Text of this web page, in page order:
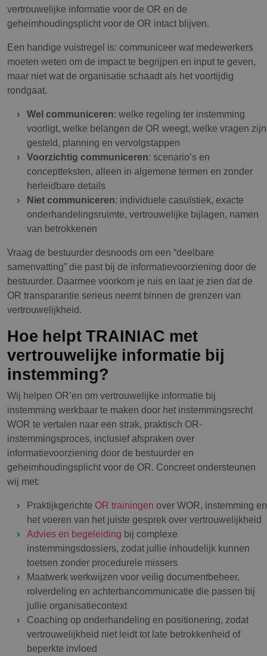
vertrouwelijke informatie voor de OR en de
geheimhoudingsplicht voor de OR intact blijven.
Een handige vuistregel is: communiceer wat medewerkers
moeten weten om de impact te begrijpen en input te geven,
maar niet wat de organisatie schaadt als het voortijdig
rondgaat.
Wel communiceren: welke regeling ter instemming
voorligt, welke belangen de OR weegt, welke vragen zijn
gesteld, planning en vervolgstappen
Voorzichtig communiceren: scenario’s en
conceptteksten, alleen in algemene termen en zonder
herleidbare details
Niet communiceren: individuele casuïstiek, exacte
onderhandelingsruimte, vertrouwelijke bijlagen, namen
van betrokkenen
Vraag de bestuurder desnoods om een “deelbare
samenvatting” die past bij de informatievoorziening door de
bestuurder. Daarmee voorkom je ruis en laat je zien dat de
OR transparantie serieus neemt binnen de grenzen van
vertrouwelijkheid.
Hoe helpt TRAINIAC met
vertrouwelijke informatie bij
instemming?
Wij helpen OR’en om vertrouwelijke informatie bij
instemming werkbaar te maken door het instemmingsrecht
WOR te vertalen naar een strak, praktisch OR-
instemmingsproces, inclusief afspraken over
informatievoorziening door de bestuurder en
geheimhoudingsplicht voor de OR. Concreet ondersteunen
wij met:
Praktijkgerichte OR trainingen over WOR, instemming en
het voeren van het juiste gesprek over vertrouwelijkheid
Advies en begeleiding bij complexe
instemmingsdossiers, zodat jullie inhoudelijk kunnen
toetsen zonder procedurele missers
Maatwerk werkwijzen voor veilig documentbeheer,
rolverdeling en achterbancommunicatie die passen bij
jullie organisatiecontext
Coaching op onderhandeling en positionering, zodat
vertrouwelijkheid niet leidt tot late betrokkenheid of
beperkte invloed